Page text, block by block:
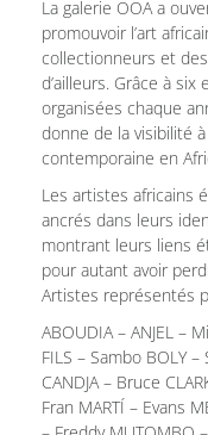
La galerie OOA a
promouvoir l’art
collectionneurs et des
d’ailleurs. Grâce à
organisées chaque
donne de la visibilité
contemporaine en
Les artistes africains
ancrés dans leurs
montrant leurs liens
pour autant avoir
Artistes représentés
ABOUDIA – ANJEL –
FILS – Sambo BOLY
CANDJA – Bruce
Fran MARTÍ – Evans